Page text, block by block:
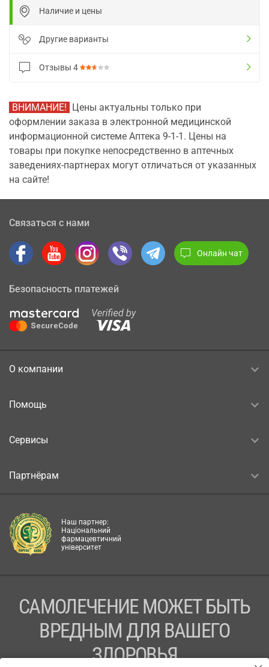
Наличие и цены
Другие варианты
Отзывы 4
ВНИМАНИЕ! Цены актуальны только при
оформлении заказа в электронной медицинской
информационной системе Аптека 9-1-1. Цены на
товары при покупке непосредственно в аптечных
заведениях-партнерах могут отличаться от указанных
на сайте!
Связаться с нами
Онлайн чат
Безопасность платежей
О компании
Помощь
Сервисы
Партнёрам
Наш партнер:
Національний
фармацевтичний
університет
САМОЛЕЧЕНИЕ МОЖЕТ БЫТЬ
ВРЕДНЫМ ДЛЯ ВАШЕГО
ЗДОРОВЬЯ